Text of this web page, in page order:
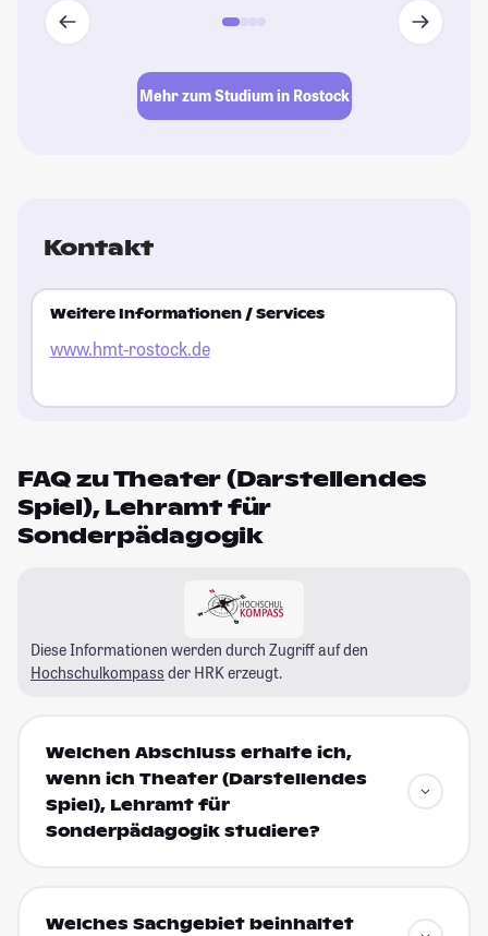
Mehr zum Studium in Rostock
Kontakt
Weitere Informationen / Services
www.hmt-rostock.de
FAQ zu Theater (Darstellendes
Spiel), Lehramt für
Sonderpädagogik
Diese Informationen werden durch Zugriff auf den
Hochschulkompass der HRK erzeugt.
Welchen Abschluss erhalte ich,
wenn ich Theater (Darstellendes
Spiel), Lehramt für
Sonderpädagogik studiere?
Welches Sachgebiet beinhaltet